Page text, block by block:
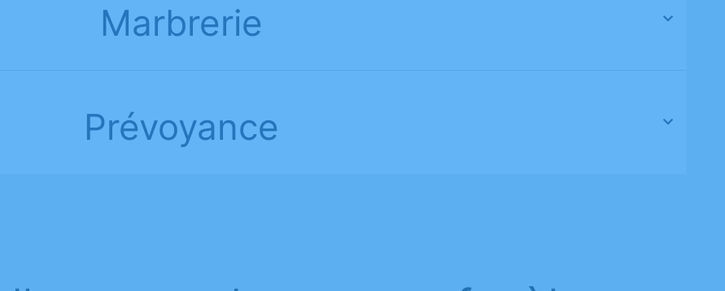
Marbrerie
Prévoyance